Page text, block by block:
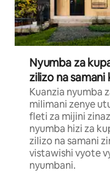
Nyumba za
zilizo na samani
Kuanzia nyumba
milimani zenye
fleti za mijini
nyumba hizi za
zilizo na samani
vistawishi vyote
nyumbani.